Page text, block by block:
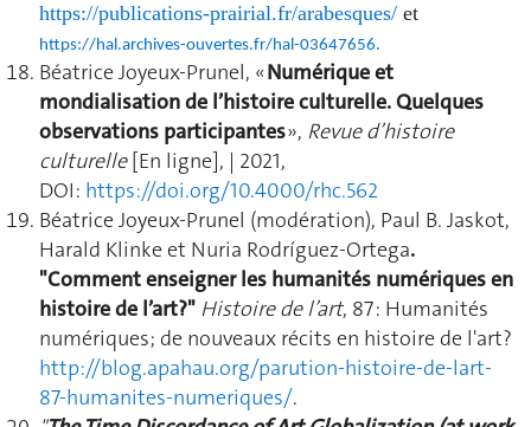
https://publications-prairial.fr/arabesques/ et
https://hal.archives-ouvertes.fr/hal-03647656.
Béatrice Joyeux-Prunel, «Numérique et
mondialisation de l’histoire culturelle. Quelques
observations participantes», Revue d’histoire
culturelle [En ligne], | 2021,
DOI: https://doi.org/10.4000/rhc.562
Béatrice Joyeux-Prunel (modération), Paul B. Jaskot,
Harald Klinke et Nuria Rodríguez-Ortega.
"Comment enseigner les humanités numériques en
histoire de l’art?" Histoire de l’art, 87 : Humanités
numériques; de nouveaux récits en histoire de l'art?
http://blog.apahau.org/parution-histoire-de-lart-
87-humanites-numeriques/.